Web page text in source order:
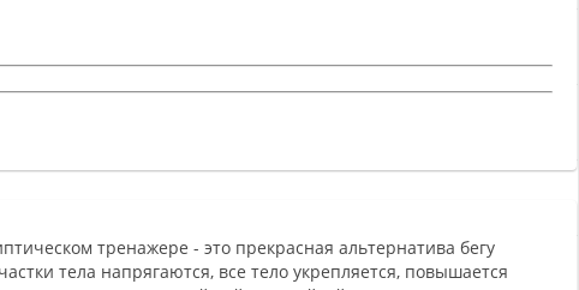
тренажере - это прекрасная альтернатива бегу
тела напрягаются, все тело укрепляется, повышается